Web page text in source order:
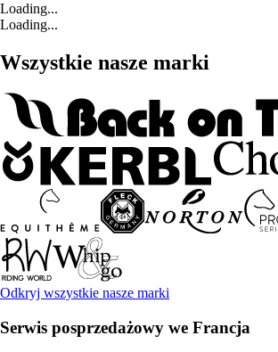
Loading...
Loading...
Wszystkie nasze marki
Odkryj wszystkie nasze marki
Serwis posprzedażowy we Francja